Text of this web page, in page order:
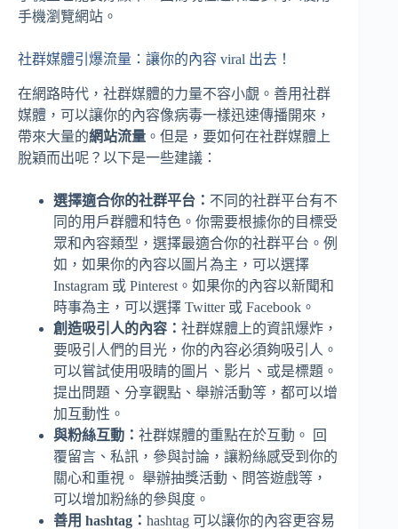
手機瀏覽網站。
社群媒體引爆流量：讓你的內容 viral 出去！
在網路時代，社群媒體的力量不容小覷。善用社群
媒體，可以讓你的內容像病毒一樣迅速傳播開來，
帶來大量的網站流量 。但是，要如何在社群媒體上
脫穎而出呢？以下是一些建議：
選擇適合你的社群平台： 不同的社群平台有不
同的用戶群體和特色。你需要根據你的目標受
眾和內容類型，選擇最適合你的社群平台。例
如，如果你的內容以圖片為主，可以選擇
Instagram 或 Pinterest。如果你的內容以新聞和
時事為主，可以選擇 Twitter 或 Facebook。
創造吸引人的內容： 社群媒體上的資訊爆炸，
要吸引人們的目光，你的內容必須夠吸引人。
可以嘗試使用吸睛的圖片、影片、或是標題。
提出問題、分享觀點、舉辦活動等，都可以增
加互動性。
與粉絲互動： 社群媒體的重點在於互動。 回
覆留言、私訊，參與討論，讓粉絲感受到你的
關心和重視。 舉辦抽獎活動、問答遊戲等，
可以增加粉絲的參與度。
善用 hashtag： hashtag 可以讓你的內容更容易